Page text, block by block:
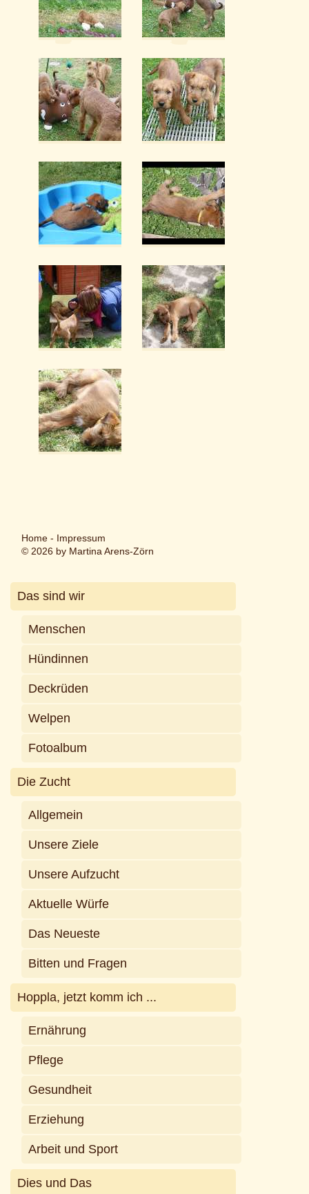
Home- Impressum
© 2026 by Martina Arens-Zörn
Das sind wir
Menschen
Hündinnen
Deckrüden
Welpen
Fotoalbum
Die Zucht
Allgemein
Unsere Ziele
Unsere Aufzucht
Aktuelle Würfe
Das Neueste
Bitten und Fragen
Hoppla, jetzt komm ich ...
Ernährung
Pflege
Gesundheit
Erziehung
Arbeit und Sport
Dies und Das